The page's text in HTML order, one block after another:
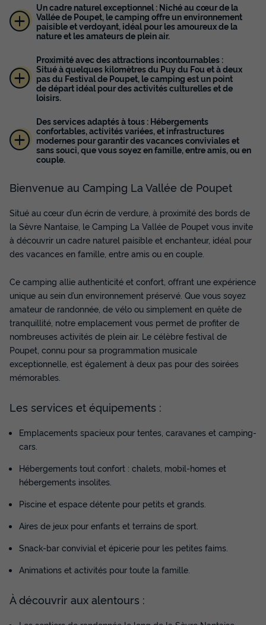
BUNGALOW TOILÉ 5 personnes - Tente
douche)
Surface
20m²
Adultes
5
Chambres
2
Congélateur
Réfrigérateur
+ 2
BUNGALOW TOILÉ 5 personnes - Tente Canada Premium
(eau, wc lavabo, pas de douche)
du06/09/2026au13/09/2026
Meilleur prix pour 7 nuits
338 €
Voir les disponibilités
LODGE 5 personnes - LODGE FAMILLE
Surface Adultes
du
01/09/2026 au 08/09/2026
Meilleur prix pour 7 nuits
Modifier les dates
Un cadre naturel exceptionnel : Niché au cœur de la
Vallée de Poupet, le camping offre un environnement
paisible et verdoyant, idéal pour les amoureux de la
nature et les amateurs de plein air.
Proximité avec des attractions incontournables :
Situé à quelques kilomètres du Puy du Fou et à deux
pas du Festival de Poupet, le camping est un point
de départ idéal pour des activités culturelles et de
loisirs.
Des services adaptés à tous : Hébergements
confortables, activités variées, et infrastructures
modernes pour garantir des vacances conviviales et
sans souci, que vous soyez en famille, entre amis, ou en
couple.
Bienvenue au Camping La Vallée de Poupet
Situé au cœur d’un écrin de verdure, à proximité des bords de
la Sèvre Nantaise, le Camping La Vallée de Poupet vous invite
à découvrir un cadre naturel paisible et enchanteur, idéal pour
des vacances en famille, entre amis ou en couple.
Ce camping allie authenticité et confort, offrant une expérience
unique au sein d’un environnement préservé. Que vous soyez
amateur de randonnée, de vélo ou simplement en quête de
tranquillité, notre emplacement vous permet de profiter de
nombreuses activités de plein air. Le célèbre festival de
Poupet, connu pour sa programmation musicale
exceptionnelle, est également à deux pas pour des soirées
mémorables.
Les services et équipements :
Emplacements spacieux pour tentes, caravanes et camping-
cars.
Hébergements tout confort : chalets, mobil-homes et
hébergements insolites.
Piscine et espace détente pour petits et grands.
Aires de jeux pour enfants et terrains de sport.
Snack-bar convivial et épicerie pour les petites faims.
Animations et activités pour toute la famille.
À découvrir aux alentours :